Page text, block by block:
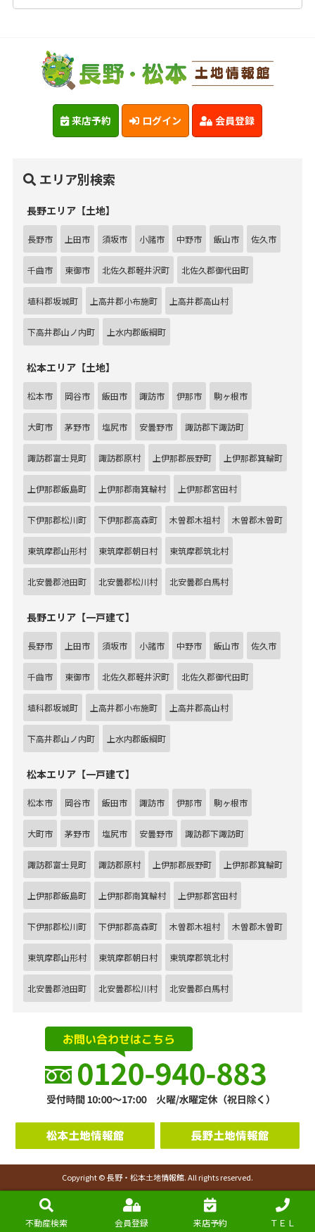
不動産検索 会員登録 来店予約 ＴＥＬ
来店予約 ログイン 会員登録
エリア別検索
長野エリア【土地】
長野市 上田市 須坂市 小諸市 中野市 飯山市 佐久市
千曲市 東御市 北佐久郡軽井沢町 北佐久郡御代田町
埴科郡坂城町 上高井郡小布施町 上高井郡高山村
下高井郡山ノ内町 上水内郡飯綱町
松本エリア【土地】
松本市 岡谷市 飯田市 諏訪市 伊那市 駒ヶ根市
大町市 茅野市 塩尻市 安曇野市 諏訪郡下諏訪町
諏訪郡富士見町 諏訪郡原村 上伊那郡辰野町 上伊那郡箕輪町
上伊那郡飯島町 上伊那郡南箕輪村 上伊那郡宮田村
下伊那郡松川町 下伊那郡高森町 木曽郡木祖村 木曽郡木曽町
東筑摩郡山形村 東筑摩郡朝日村 東筑摩郡筑北村
北安曇郡池田町 北安曇郡松川村 北安曇郡白馬村
長野エリア【一戸建て】
長野市 上田市 須坂市 小諸市 中野市 飯山市 佐久市
千曲市 東御市 北佐久郡軽井沢町 北佐久郡御代田町
埴科郡坂城町 上高井郡小布施町 上高井郡高山村
下高井郡山ノ内町 上水内郡飯綱町
松本エリア【一戸建て】
松本市 岡谷市 飯田市 諏訪市 伊那市 駒ヶ根市
大町市 茅野市 塩尻市 安曇野市 諏訪郡下諏訪町
諏訪郡富士見町 諏訪郡原村 上伊那郡辰野町 上伊那郡箕輪町
上伊那郡飯島町 上伊那郡南箕輪村 上伊那郡宮田村
下伊那郡松川町 下伊那郡高森町 木曽郡木祖村 木曽郡木曽町
東筑摩郡山形村 東筑摩郡朝日村 東筑摩郡筑北村
北安曇郡池田町 北安曇郡松川村 北安曇郡白馬村
Copyright © 長野・松本土地情報館. All rights reserved.